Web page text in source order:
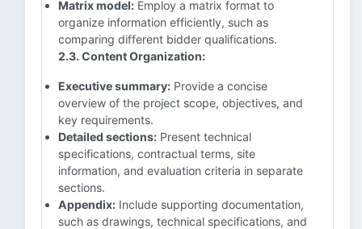
Matrix model: Employ a matrix format to
organize information efficiently, such as
comparing different bidder qualifications.
2.3. Content Organization:
Executive summary: Provide a concise
overview of the project scope, objectives, and
key requirements.
Detailed sections: Present technical
specifications, contractual terms, site
information, and evaluation criteria in separate
sections.
Appendix: Include supporting documentation,
such as drawings, technical specifications, and